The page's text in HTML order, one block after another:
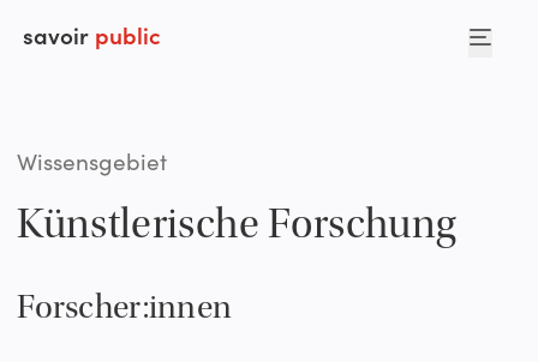
savoir public
Wissensgebiet
Künstlerische Forschung
Forscher:innen